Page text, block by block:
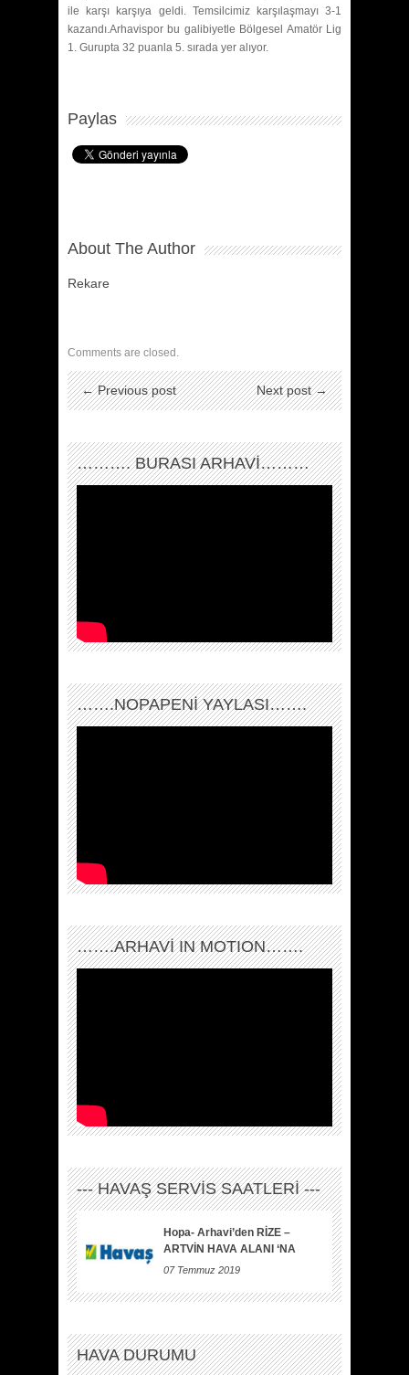
ile karşı karşıya geldi. Temsilcimiz karşılaşmayı 3-1
kazandı.Arhavispor bu galibiyetle Bölgesel Amatör Lig
1. Gurupta 32 puanla 5. sırada yer alıyor.
Paylas
About The Author
Rekare
Comments are closed.
← Previous post Next post →
………. BURASI ARHAVİ………
…….NOPAPENİ YAYLASI…….
…….ARHAVI IN MOTION…….
--- HAVAŞ SERVİS SAATLERİ ---
Hopa- Arhavi’den RİZE –
ARTVİN HAVA ALANI ‘NA
07 Temmuz 2019
HAVA DURUMU